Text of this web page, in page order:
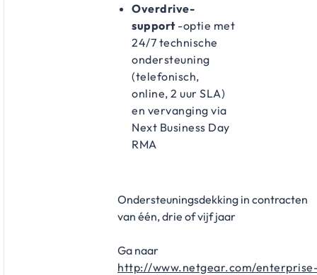
Overdrive-
support -optie met
24/7 technische
ondersteuning
(telefonisch,
online, 2 uur SLA)
en vervanging via
Next Business Day
RMA
Ondersteuningsdekking in contracten
van één, drie of vijf jaar
Ga naar
http://www.netgear.com/